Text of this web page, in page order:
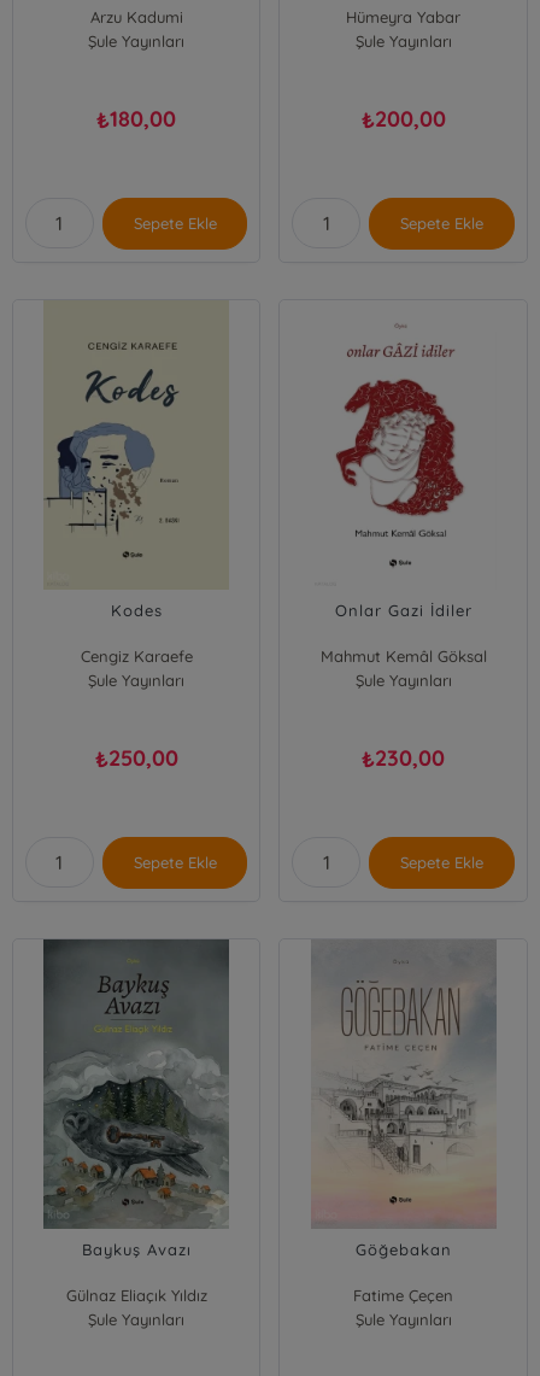
Arzu Kadumi
Şule Yayınları
₺180,00
Sepete Ekle
Hümeyra Yabar
Şule Yayınları
₺200,00
Sepete Ekle
Kodes
Cengiz Karaefe
Şule Yayınları
₺250,00
Sepete Ekle
Onlar Gazi İdiler
Mahmut Kemâl Göksal
Şule Yayınları
₺230,00
Sepete Ekle
Baykuş Avazı
Gülnaz Eliaçık Yıldız
Şule Yayınları
Göğebakan
Fatime Çeçen
Şule Yayınları